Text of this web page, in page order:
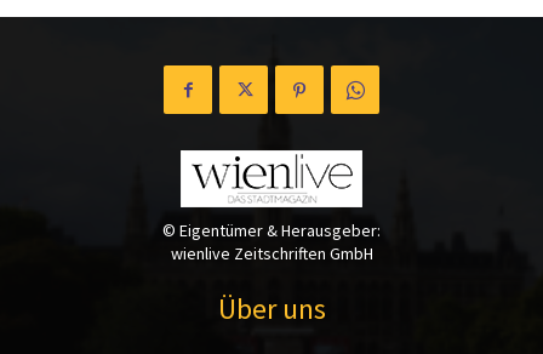
© Eigentümer & Herausgeber:
wienlive Zeitschriften GmbH
Über uns